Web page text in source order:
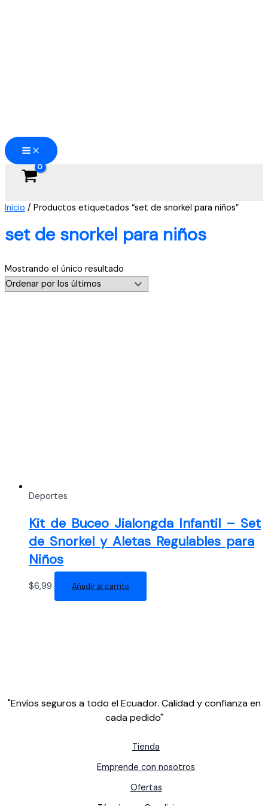
Inicio / Productos etiquetados “set de snorkel para niños”
set de snorkel para niños
Mostrando el único resultado
Deportes
Kit de Buceo Jialongda Infantil – Set
de Snorkel y Aletas Regulables para
Niños
$6,99 Añadir al carrito
"Envíos seguros a todo el Ecuador. Calidad y confianza en
cada pedido"
Tienda
Emprende con nosotros
Ofertas